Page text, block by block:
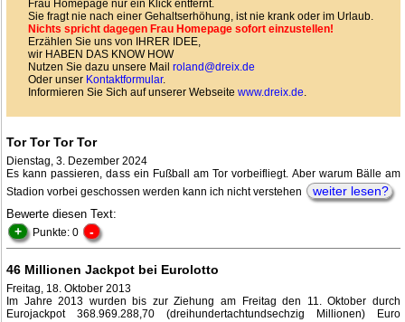
Frau Homepage nur ein Klick entfernt.
Sie fragt nie nach einer Gehaltserhöhung, ist nie krank oder im Urlaub.
Nichts spricht dagegen Frau Homepage sofort einzustellen!
Erzählen Sie uns von IHRER IDEE,
wir HABEN DAS KNOW HOW
Nutzen Sie dazu unsere Mail roland@dreix.de
Oder unser Kontaktformular.
Informieren Sie Sich auf unserer Webseite www.dreix.de.
Tor Tor Tor Tor
Dienstag, 3. Dezember 2024
Es kann passieren, dass ein Fußball am Tor vorbeifliegt. Aber warum Bälle am
Stadion vorbei geschossen werden kann ich nicht verstehen
weiter lesen?
Bewerte diesen Text:
+ Punkte: 0 -
46 Millionen Jackpot bei Eurolotto
Freitag, 18. Oktober 2013
Im Jahre 2013 wurden bis zur Ziehung am Freitag den 11. Oktober durch
Eurojackpot 368.969.288,70 (dreihundertachtundsechzig Millionen) Euro